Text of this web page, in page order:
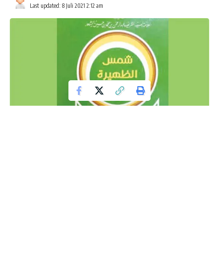
Last updated: 8 Juli 2021 2:12 am